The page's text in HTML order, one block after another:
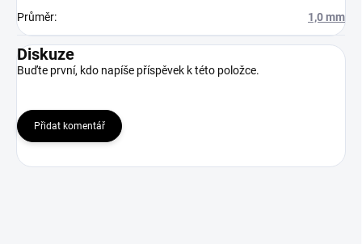
Průměr: 1,0 mm
Diskuze
Buďte první, kdo napíše příspěvek k této položce.
Přidat komentář